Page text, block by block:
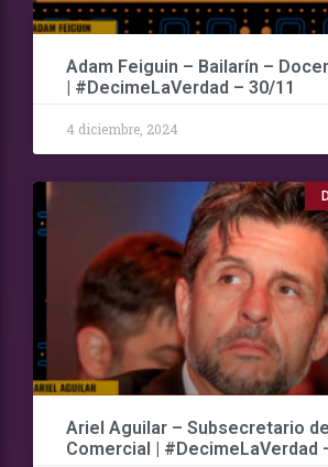
Adam Feiguin – Bailarín –
| #DecimeLaVerdad – 30/11
4 diciembre, 2024
Ariel Aguilar – Subsecretario
Comercial | #DecimeLaVerdad